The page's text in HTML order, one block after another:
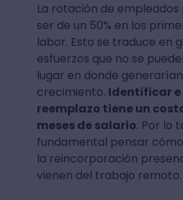
La rotación de
ser de un 50% en los
labor. Esto se traduce en
esfuerzos que no se
lugar en donde
crecimiento. Identificar
reemplazo tiene un
meses de salario. Por lo
fundamental pensar
la reincorporación
vienen del trabajo remoto.